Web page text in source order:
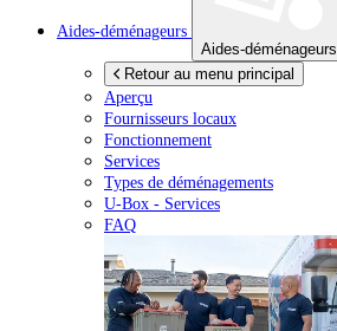
Aides-déménageurs
Aides-déménageurs
Retour au menu principal
Aperçu
Fournisseurs locaux
Fonctionnement
Services
Types de déménagements
U-Box - Services
FAQ